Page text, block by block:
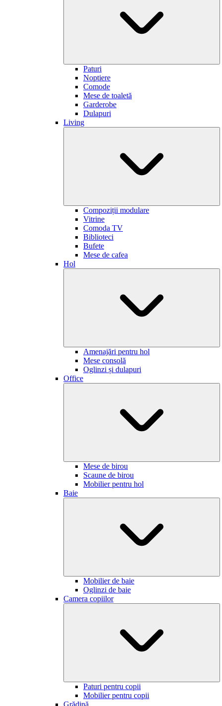
Paturi
Noptiere
Comode
Mese de toaletă
Garderobe
Dulapuri
Living
Compoziții modulare
Vitrine
Comoda TV
Biblioteci
Bufete
Mese de cafea
Hol
Amenajări pentru hol
Mese consolă
Oglinzi și dulapuri
Office
Mese de birou
Scaune de birou
Mobilier pentru hol
Baie
Mobilier de baie
Oglinzi de baie
Camera copiilor
Paturi pentru copii
Mobilier pentru copii
Grădină